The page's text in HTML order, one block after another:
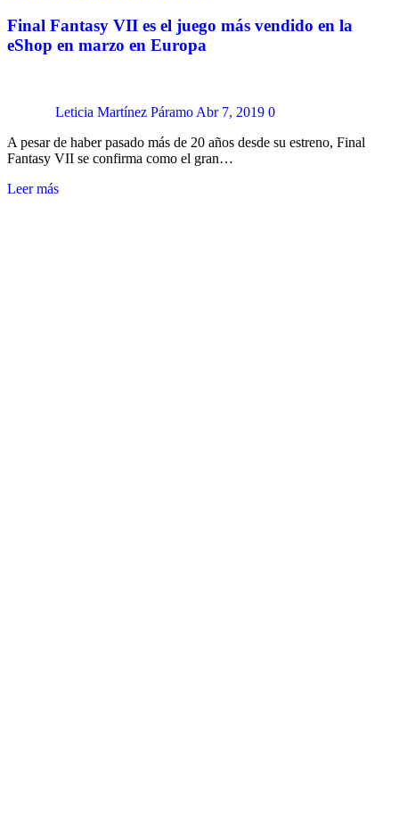
Final Fantasy VII es el juego más vendido en la
eShop en marzo en Europa
Leticia Martínez Páramo Abr 7, 2019 0
A pesar de haber pasado más de 20 años desde su estreno, Final
Fantasy VII se confirma como el gran…
Leer más